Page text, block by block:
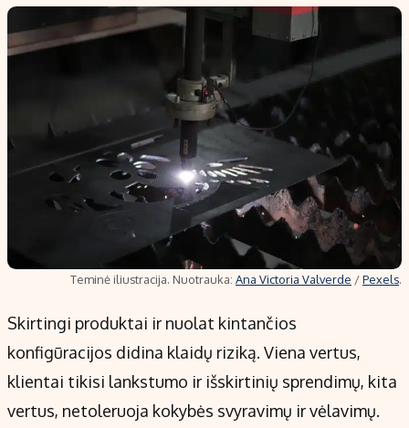
Teminė iliustracija. Nuotrauka: Ana Victoria Valverde /Pexels.
Skirtingi produktai ir nuolat kintančios
konfigūracijos didina klaidų riziką. Viena vertus,
klientai tikisi lankstumo ir išskirtinių sprendimų, kita
vertus, netoleruoja kokybės svyravimų ir vėlavimų.